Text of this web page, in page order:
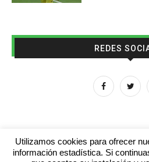
REDES
Utilizamos cookies para ofrecer
información estadística. Si